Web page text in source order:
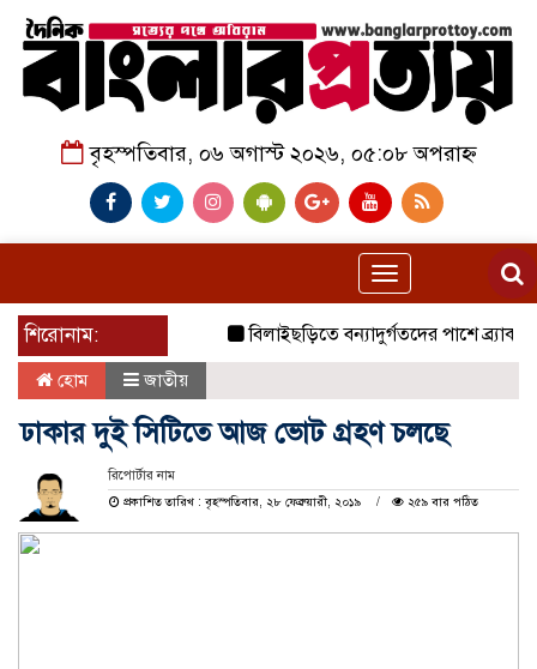
বৃহস্পতিবার, ০৬ অগাস্ট ২০২৬, ০৫:০৮ অপরাহ্ন
Toggle
navigation
শিরোনাম:
বিলাইছড়িতে বন্যাদুর্গতদের পাশে ব্র্যাক।
হোম জাতীয়
ঢাকার দুই সিটিতে আজ ভোট গ্রহণ চলছে
রিপোর্টার নাম
প্রকাশিত তারিখ : বৃহস্পতিবার, ২৮ ফেব্রুয়ারী, ২০১৯
২৫৯ বার পঠিত